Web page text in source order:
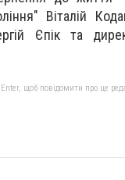
Віталій
Єпік та
щоб повідомити про це